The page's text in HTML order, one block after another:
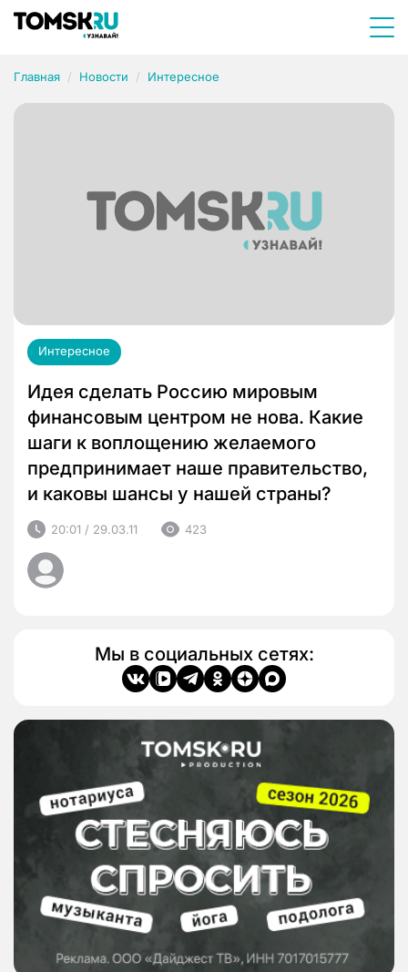
Главная Новости Интересное
Интересное
Идея сделать Россию мировым
финансовым центром не нова. Какие
шаги к воплощению желаемого
предпринимает наше правительство,
и каковы шансы у нашей страны?
20:01 / 29.03.11 423
Мы в социальных сетях: